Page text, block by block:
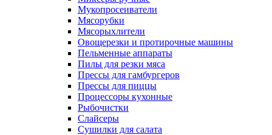
Мукопросеиватели
Мясорубки
Мясорыхлители
Овощерезки и протирочные машины
Пельменные аппараты
Пилы для резки мяса
Прессы для гамбургеров
Прессы для пиццы
Процессоры кухонные
Рыбочистки
Слайсеры
Сушилки для салата